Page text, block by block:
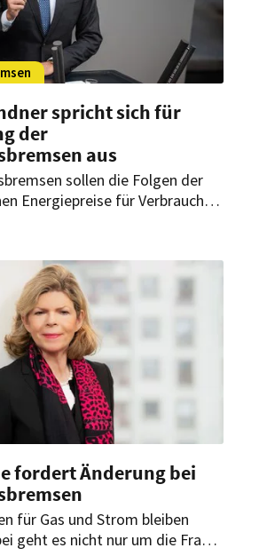
spricht sich für
der
aus
sollen die Folgen der
Energiepreise für Verbraucher
für Christian Lindner keine
fordert Änderung bei
für Gas und Strom bleiben
geht es nicht nur um die Frage